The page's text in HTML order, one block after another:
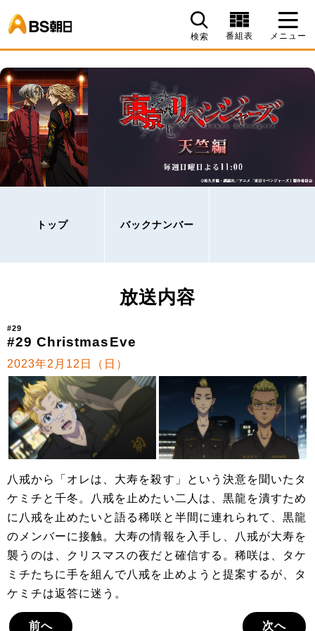
検索 番組表 メニュー
トップ バックナンバー
放送内容
#29
#29 ChristmasEve
2023年2月12日（日）
八戒から「オレは、大寿を殺す」という決意を聞いたタ
ケミチと千冬。八戒を止めたい二人は、黒龍を潰すため
に八戒を止めたいと語る稀咲と半間に連れられて、黒龍
のメンバーに接触。大寿の情報を入手し、八戒が大寿を
襲うのは、クリスマスの夜だと確信する。稀咲は、タケ
ミチたちに手を組んで八戒を止めようと提案するが、タ
ケミチは返答に迷う。
前へ 次へ